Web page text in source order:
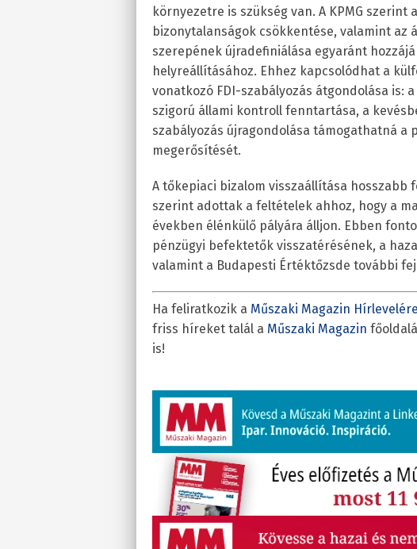
környezetre is szükség van. A KPMG
bizonytalanságok csökkentése, valamint
szerepének újradefiniálása egyaránt
helyreállításához. Ehhez kapcsolódhat a
vonatkozó FDI-szabályozás átgondolása is:
szigorú állami kontroll fenntartása, a
szabályozás újragondolása támogathatná
megerősítését.
A tőkepiaci bizalom visszaállítása hosszabb
szerint adottak a feltételek ahhoz, hogy a
években élénkülő pályára álljon. Ebben
pénzügyi befektetők visszatérésének, a
valamint a Budapesti Értéktőzsde további
Ha feliratkozik a Műszaki Magazin Hírlevelére
friss híreket talál a Műszaki Magazin
is!